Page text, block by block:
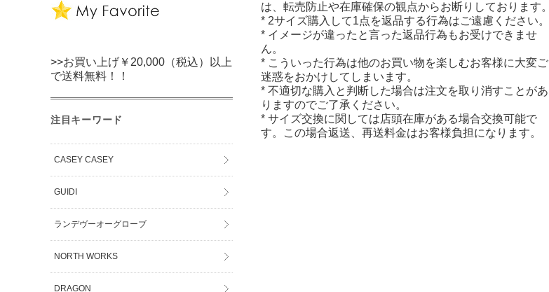
は、転売防止や在庫確保の観点からお断りしております。
* 2サイズ購入して1点を返品する行為はご遠慮ください。
* イメージが違ったと言った返品行為もお受けできませ
ん。
* こういった行為は他のお買い物を楽しむお客様に大変ご
迷惑をおかけしてしまいます。
* 不適切な購入と判断した場合は注文を取り消すことがあ
りますのでご了承ください。
* サイズ交換に関しては店頭在庫がある場合交換可能で
す。この場合返送、再送料金はお客様負担になります。
>>お買い上げ￥20,000（税込）以上
で送料無料！！
注目キーワード
CASEY CASEY
GUIDI
ランデヴーオーグローブ
NORTH WORKS
DRAGON